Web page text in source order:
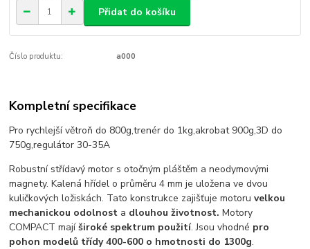
Přidat do košíku
Číslo produktu: a000
Kompletní specifikace
Pro rychlejší větroň do 800g,trenér do 1kg,akrobat 900g,3D do
750g,regulátor 30-35A
Robustní střídavý motor s otočným pláštěm a neodymovými
magnety. Kalená hřídel o průměru 4 mm je uložena ve dvou
kuličkových ložiskách. Tato konstrukce zajišťuje motoruvelkou
mechanickou odolnost a dlouhou životnost. Motory
COMPACT majíširoké spektrum použití. Jsou vhodné pro
pohon modelů třídy 400-600 o hmotnosti do 1300g.